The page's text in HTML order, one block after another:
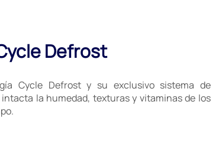
Defrost
Cycle Defrost y su exclusivo sistema de
la humedad, texturas y vitaminas de los